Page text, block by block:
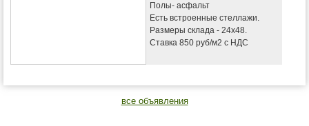
Полы- асфальт
Есть встроенные стеллажи.
Размеры склада - 24х48.
Ставка 850 руб/м2 с НДС
все объявления